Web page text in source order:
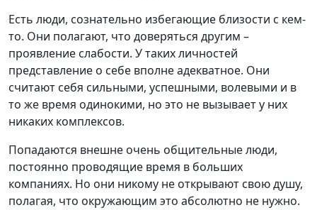
Есть люди, сознательно избегающие близости с кем-
то. Они полагают, что доверяться другим –
проявление слабости. У таких личностей
представление о себе вполне адекватное. Они
считают себя сильными, успешными, волевыми и в
то же время одинокими, но это не вызывает у них
никаких комплексов.
Попадаются внешне очень общительные люди,
постоянно проводящие время в больших
компаниях. Но они никому не открывают свою душу,
полагая, что окружающим это абсолютно не нужно.